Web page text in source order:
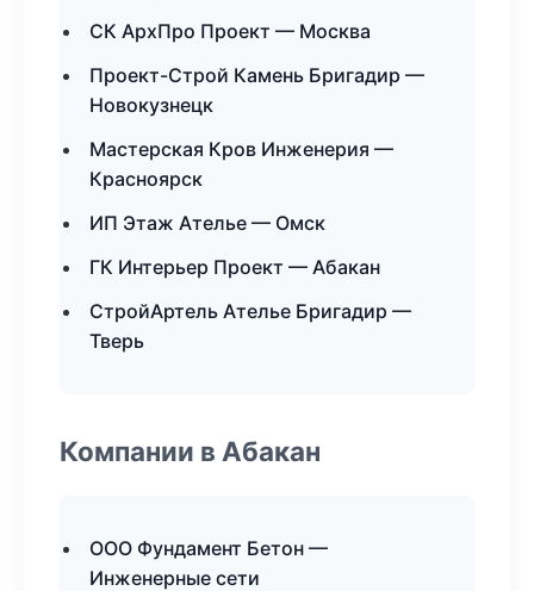
СК АрхПро Проект — Москва
Проект-Строй Камень Бригадир —
Новокузнецк
Мастерская Кров Инженерия —
Красноярск
ИП Этаж Ателье — Омск
ГК Интерьер Проект — Абакан
СтройАртель Ателье Бригадир —
Тверь
Компании в Абакан
ООО Фундамент Бетон —
Инженерные сети